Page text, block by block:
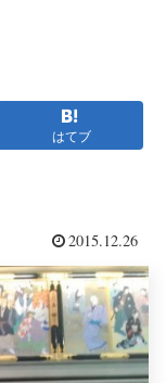
はてブ
2015.12.26